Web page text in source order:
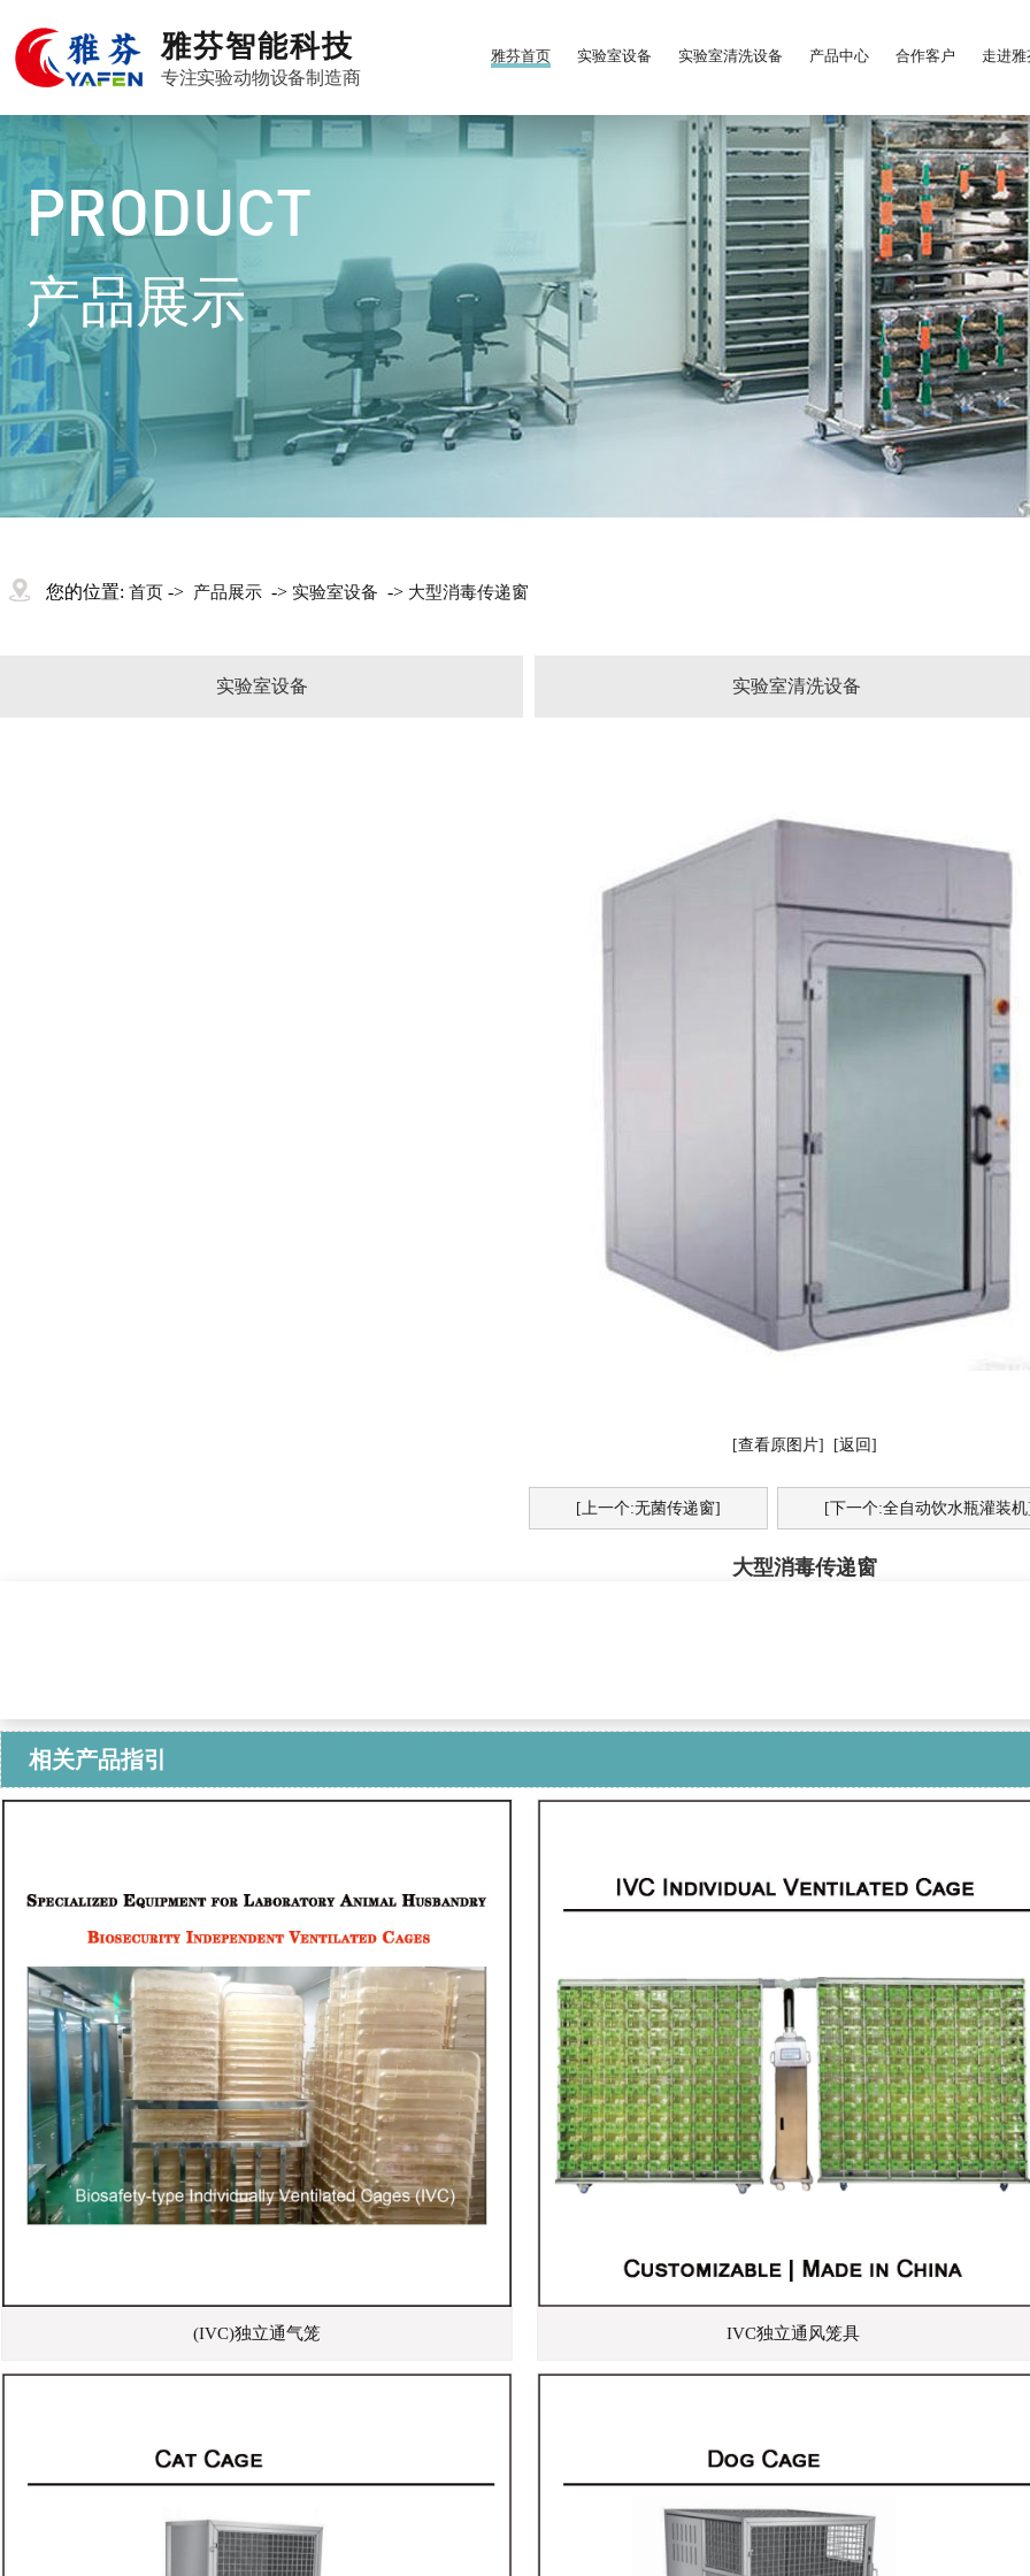
雅芬智能科技
专注实验动物设备制造商
雅芬首页 实验室设备 实验室清洗设备 产品中心 合作客户 走进雅
PRODUCT
产品展示
您的位置: 首页 -> 产品展示 -> 实验室设备 -> 大型消毒传递窗
实验室设备 实验室清洗设备
[查看原图片] [返回]
[上一个:无菌传递窗] [下一个:全自动饮水瓶灌装
大型消毒传递窗
相关产品指引
(IVC)独立通气笼 IVC独立通风笼具